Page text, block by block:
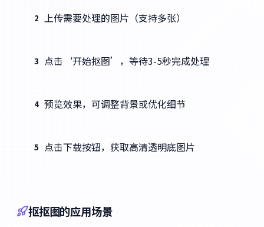
2 上传需要处理的图片（支持多张）
3 点击‘开始抠图’，等待3-5秒完成处理
4 预览效果，可调整背景或优化细节
5 点击下载按钮，获取高清透明底图片
抠抠图的应用场景